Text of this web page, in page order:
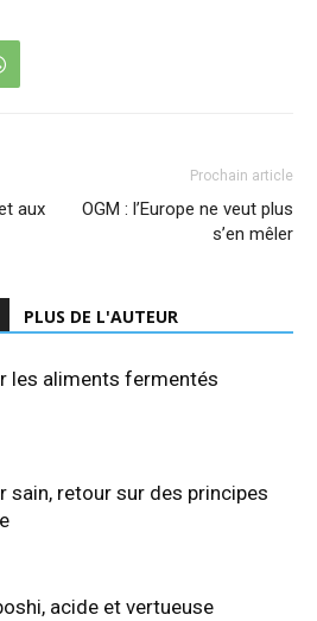
aux
Prochain article
OGM : l’Europe ne veut plus
s’en mêler
PLUS DE L'AUTEUR
les aliments fermentés
sain, retour sur des principes
acide et vertueuse